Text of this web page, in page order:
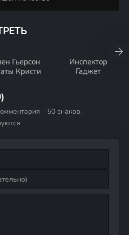
Гьерсон
Кристи
Инспектор
Гаджет
- 50 знаков.